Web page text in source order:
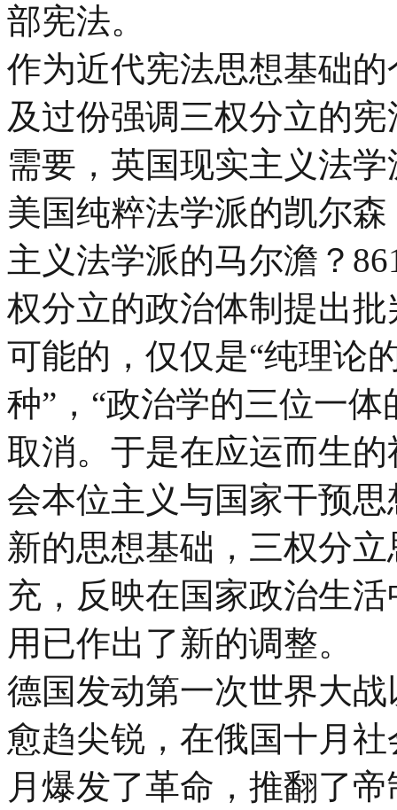
部宪法。
作为近代宪法思想基础
及过份强调三权分立的
需要，英国现实主义法
美国纯粹法学派的凯尔
主义法学派的马尔澹？
权分立的政治体制提出
可能的，仅仅是“纯理论
种”，“政治学的三位一
取消。于是在应运而生
会本位主义与国家干预
新的思想基础，三权分
充，反映在国家政治生
用已作出了新的调整。
德国发动第一次世界大
愈趋尖锐，在俄国十月
月爆发了革命，推翻了